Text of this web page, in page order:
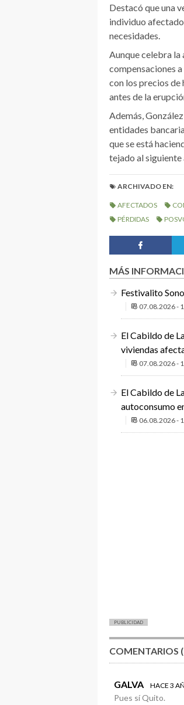
Destacó que una
individuo
necesidades.
Aunque celebra la
compensaciones
con los precios de
antes de la
Además,
entidades
que se está
tejado al siguiente
ARCHIVADO EN:
AFECTADOS
PÉRDIDAS
MÁS
Festivalito
07.08.2026 -
El Cabildo de
viviendas
07.08.2026 -
El Cabildo de
autoconsumo
06.08.2026 -
PUBLICIDAD
COMENTARIOS
GALVA HACE 3
Pues sí Quito.